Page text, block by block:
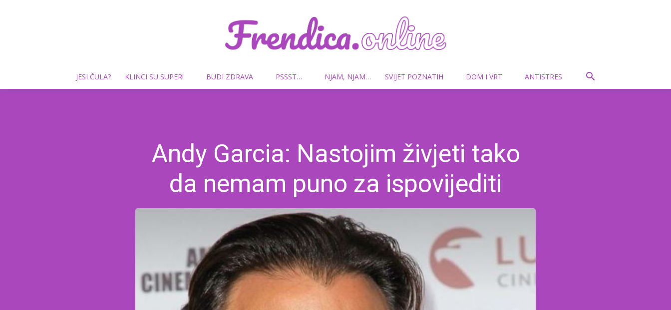
Frendica.online
JESI ČULA? KLINCI SU SUPER! BUDI ZDRAVA PSSST… NJAM, NJAM… SVIJET POZNATIH DOM I VRT ANTISTRES
Andy Garcia: Nastojim živjeti tako
da nemam puno za ispovijediti